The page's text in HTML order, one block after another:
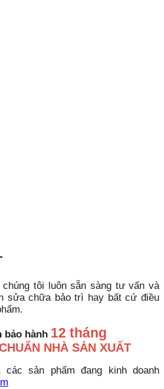
tôi luôn sẵn sàng tư vấn và
sửa chữa bảo trì hay bất cứ điều
bảo hành 12 tháng
NHÀ SẢN XUẤT
sản phẩm đang kinh doanh